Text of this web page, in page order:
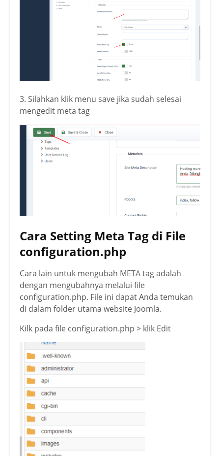
3. Silahkan klik menu save jika sudah selesai
mengedit meta tag
Cara Setting Meta Tag di File
configuration.php
Cara lain untuk mengubah META tag adalah
dengan mengubahnya melalui file
configuration.php. File ini dapat Anda temukan
di dalam folder utama website Joomla.
Kilk pada file configuration.php > klik Edit